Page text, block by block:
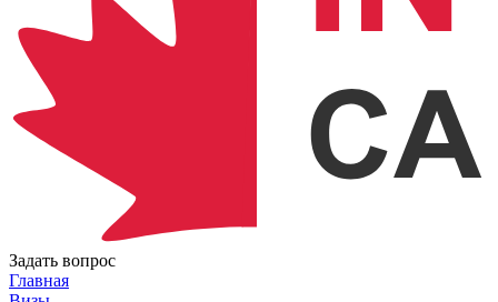
Задать вопрос
Главная